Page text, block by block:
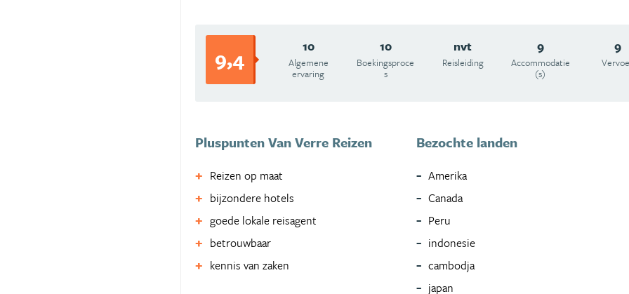
9,4 10
Algemene
ervaring
10
Boekingsproce
s
nvt
Reisleiding
9
Accommodatie
(s)
9
Pluspunten Van Verre Reizen
Reizen op maat
bijzondere hotels
goede lokale reisagent
betrouwbaar
kennis van zaken
Bezochte landen
Amerika
Canada
Peru
indonesie
cambodja
japan